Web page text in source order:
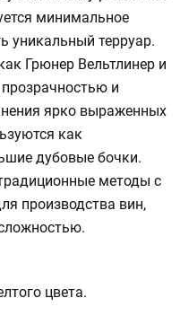
минимальное
уникальный терруар.
Грюнер Вельтлинер и
и
ярко выраженных
как
дубовые бочки.
методы с
производства вин,
цвета.